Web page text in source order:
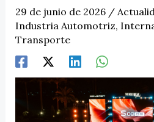
29 de junio de 2026 /
Industria Automotriz,
Transporte